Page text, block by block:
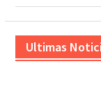
Ultimas